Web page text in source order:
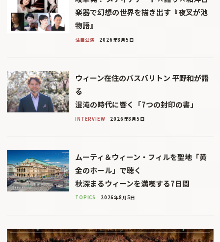
楽器で幻想の世界を描き出す『夜叉が池
物語』
注目公演 2026年8月5日
ウィーン在住のバスバリトン 平野和が語
る
混沌の時代に響く「7つの封印の書」
INTERVIEW 2026年8月5日
ムーティ＆ウィーン・フィルを聖地「黄
金のホール」で聴く
秋深まるウィーンを満喫する7日間
TOPICS 2026年8月5日